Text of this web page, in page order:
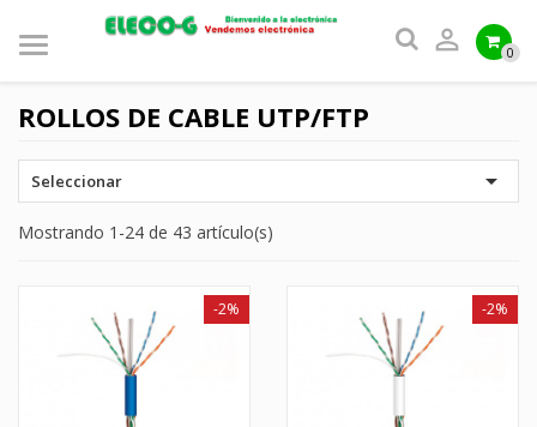
 0
ROLLOS DE CABLE UTP/FTP
Seleccionar 
Mostrando 1-24 de 43 artículo(s)
-2% -2%